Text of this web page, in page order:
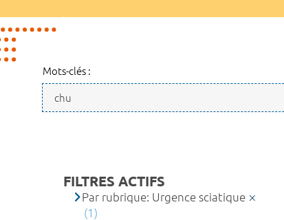
Mots-clés :
FILTRES ACTIFS
Par rubrique: Urgence sciatique
(1)